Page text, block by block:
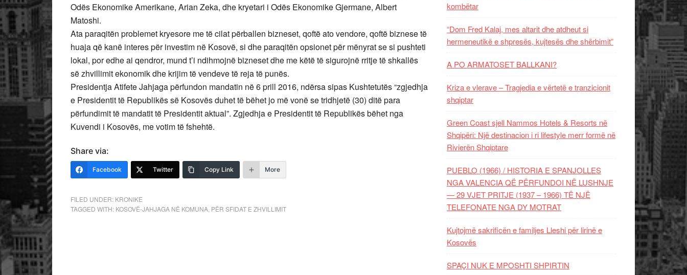
Odës Ekonomike Amerikane, Arian Zeka, dhe kryetari i Odës Ekonomike Gjermane, Albert
Matoshi.
Ata paraqitën problemet kryesore me të cilat përballen bizneset, qoftë ato vendore, qoftë biznese të
huaja që kanë interes për investim në Kosovë, si dhe paraqitën opsionet për mënyrat se si pushteti
lokal, por edhe ai qendror, mund t’i ndihmojnë bizneset dhe me këtë të sigurojnë rritje të shkallës
së zhvillimit ekonomik dhe krijim të vendeve të reja të punës.
Presidentja Atifete Jahjaga përfundon mandatin në 6 prill 2016, ndërsa sipas Kushtetutës “zgjedhja
e Presidentit të Republikës së Kosovës duhet të bëhet jo më vonë se tridhjetë (30) ditë para
përfundimit të mandatit të Presidentit aktual”. Zgjedhja e Presidentit të Republikës bëhet nga
Kuvendi i Kosovës, me votim të fshehtë.
Share via:
Facebook Twitter Copy Link More
FILED UNDER: KRONIKE
TAGGED WITH: KOSOVË-JAHJAGA NË KOMUNA PËR SFIDAT E ZHVILLIMIT
kombëtar
“Dom Fred Kalaj, mes altarit dhe atdheut si
hermeneutikë e shpresës, kujtesës dhe shërbimit”
A PO ARMATOSET BALLKANI?
Kriza e vlerave – Tragjedia e vërtetë e tranzicionit
shqiptar
Green Coast sjell Nammos Hotels & Resorts në
Shqipëri: Një destinacion i ri lifestyle merr formë në
Rivierën Shqiptare
PUEBLO (1966) / HISTORIA E SPANJOLLES
NGA VALENCIA QË PËRFUNDOI NË LUSHNJE
— 29 VJET PRITJE (1937 – 1966) TË NJË
TELEFONATE NGA DY MOTRAT
Kujtojmë sakrificën e familjes Lleshi për lirinë e
Kosovës
SPAÇI NUK E MPOSHTI SHPIRTIN